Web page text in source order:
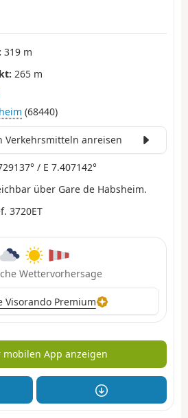
319 m
265 m
(68440)
anreisen
/ E 7.407142°
über Gare de Habsheim.
3720ET
Wettervorhersage
Visorando Premium
App anzeigen